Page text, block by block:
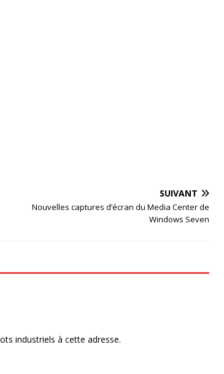
SUIVANT
Nouvelles captures d’écran du Media Center de
Windows Seven
industriels à cette adresse.